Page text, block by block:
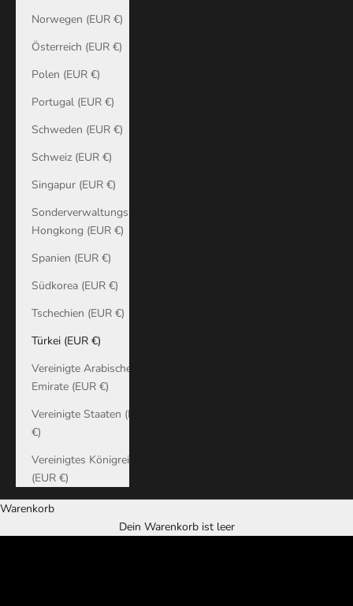
Norwegen (EUR €)
Österreich (EUR €)
Polen (EUR €)
Portugal (EUR €)
Schweden (EUR €)
Schweiz (EUR €)
Singapur (EUR €)
Sonderverwaltungsregion
Hongkong (EUR €)
Spanien (EUR €)
Südkorea (EUR €)
Tschechien (EUR €)
Türkei (EUR €)
Vereinigte Arabische
Emirate (EUR €)
Vereinigte Staaten (EUR
€)
Vereinigtes Königreich
(EUR €)
Warenkorb
Dein Warenkorb ist leer
ENTDECKEN SIE KERASUS – BERLINS NEUE SIGNATUR IM
ENTDECKEN SIE DIE KOLLEGEN